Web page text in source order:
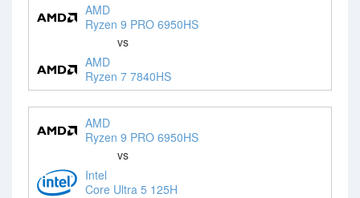
AMD
Ryzen 9 PRO 6950HS
vs
AMD
Ryzen 7 7840HS
AMD
Ryzen 9 PRO 6950HS
vs
Intel
Core Ultra 5 125H